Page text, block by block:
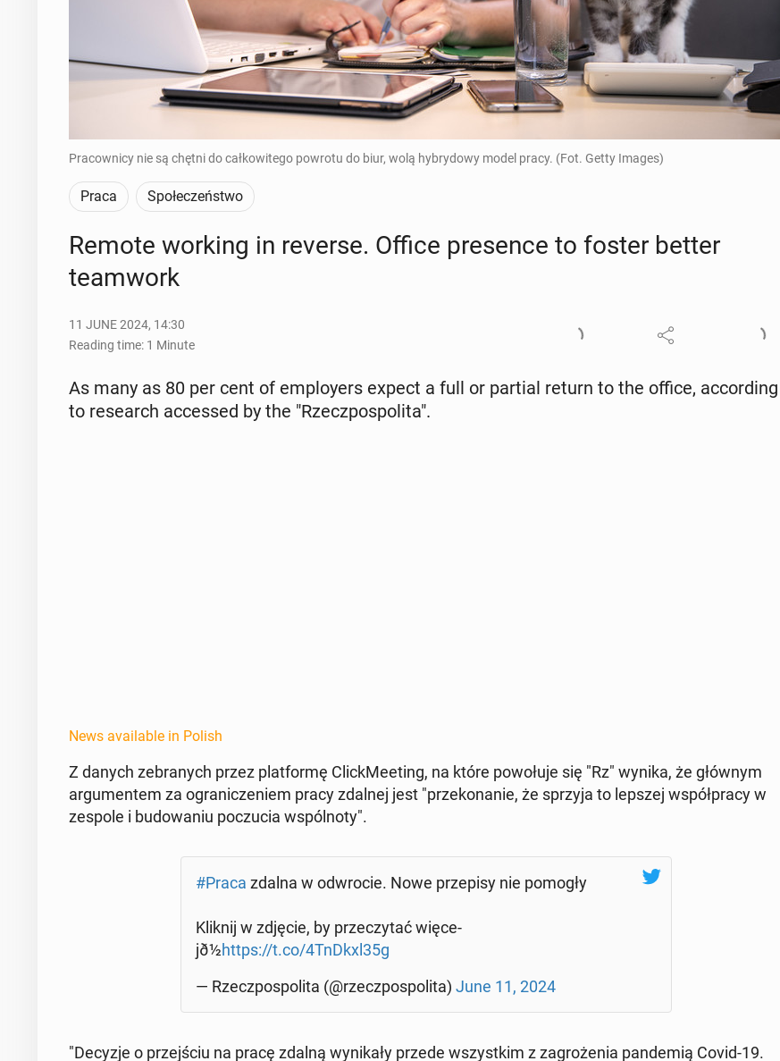
Pracownicy nie są chętni do całkowitego powrotu do biur, wolą hybrydowy model pracy. (Fot. Getty Images)
Praca Społeczeństwo
Remote working in reverse. Office pres­ence to foster better
team­work
11 JUNE 2024, 14:30
Reading time: 1 Minute
As many as 80 per cent of em­ploy­ers expect a full or partial return to the office, ac­cord­ing
to re­search ac­cessed by the "Rzecz­pospoli­ta".
News available in Polish
Z danych ze­branych przez plat­for­mę Click­Meet­ing, na które powołu­je się "Rz" wynika, że głównym
ar­gu­mentem za ogranicze­niem pracy zdalnej jest "przeko­nanie, że sprzyja to lepszej współpra­cy w
zespole i bu­dowa­niu poczu­cia wspól­no­ty".
#Praca zdalna w odwro­cie. Nowe przepisy nie pomogły
Kliknij w zdjęcie, by przeczy­tać więce­
jð½https://t.co/4TnDkxl35g
— Rzecz­pospoli­ta (@rzecz­pospoli­ta) June 11, 2024
"Decyzje o prze­jś­ciu na pracę zdalną wynikały przede wszys­tkim z za­groże­nia pan­demią Covid-19.